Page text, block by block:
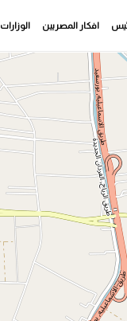
افكار المصريين الوزارات